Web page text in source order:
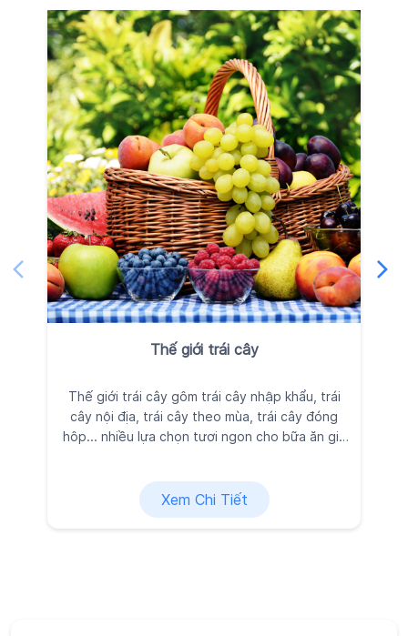
Thế giới trái cây
Thế giới trái cây gôm trái cây nhập khẩu, trái
cây nội địa, trái cây theo mùa, trái cây đóng
hôp... nhiều lựa chọn tươi ngon cho bữa ăn gia
Xem Chi Tiết